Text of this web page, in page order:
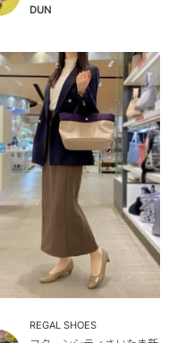
DUN
REGAL SHOES